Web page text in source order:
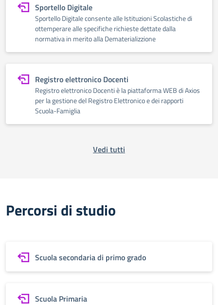
Sportello Digitale
Sportello Digitale consente alle Istituzioni Scolastiche di
ottemperare alle specifiche richieste dettate dalla
normativa in merito alla Dematerializzione
Registro elettronico Docenti
Registro elettronico Docenti è la piattaforma WEB di Axios
per la gestione del Registro Elettronico e dei rapporti
Scuola-Famiglia
Vedi tutti
Percorsi di studio
Scuola secondaria di primo grado
Scuola Primaria